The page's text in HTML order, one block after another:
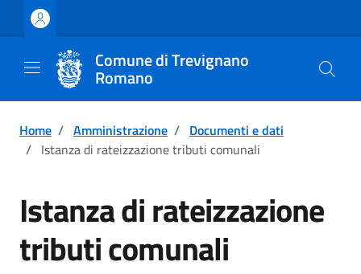
Vai ai contenuti
Vai al footer
Comune di Trevignano
Romano
Home / Amministrazione / Documenti e dati
/ Istanza di rateizzazione tributi comunali
Istanza di rateizzazione
tributi comunali